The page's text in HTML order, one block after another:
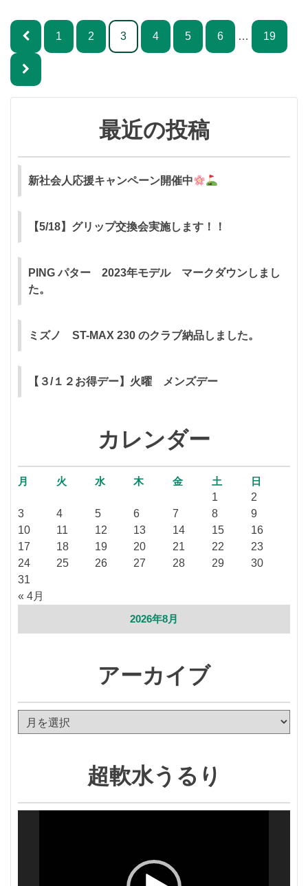
投
稿
ナ
ビ
ー
シ
ョ
1 2 3 4 5 6 … 19
最近の投稿
新社会人応援キャンペーン開催中
【5/18】グリップ交換会実施します！！
PING パター 2023年モデル マークダウンしまし
た。
ミズノ ST-MAX 230 のクラブ納品しました。
【３/１２お得デー】火曜 メンズデー
カレンダー
2026年8月
月 火 水 木 金 土 日
« 4月
1
2
3
4 5 6 7 8
9
10
11 12 13 14 15
16
17
18 19 20 21 22
23
24
25 26 27 28 29
30
31
アーカイブ
ー
超軟水うるり